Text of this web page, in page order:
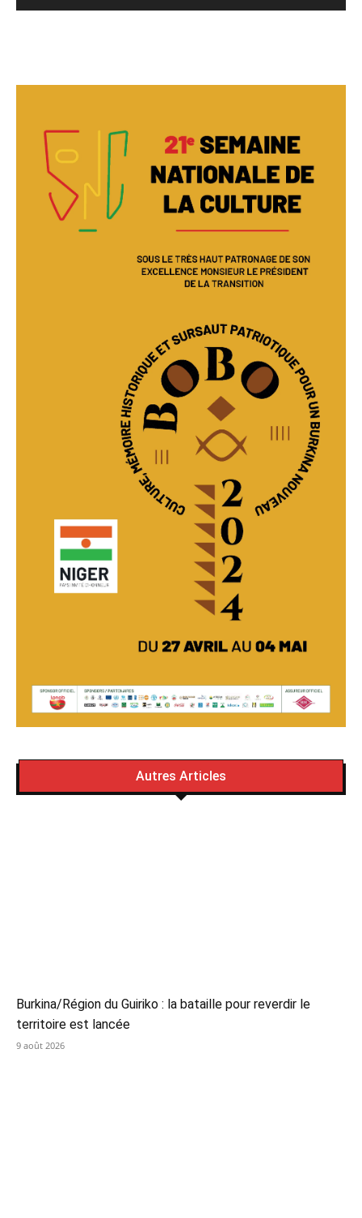
Autres Articles
Burkina/Région du Guiriko : la bataille pour reverdir le
territoire est lancée
9 août 2026